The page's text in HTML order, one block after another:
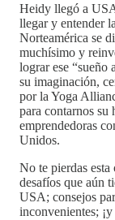
Heidy llegó a
llegar y entender
Norteamérica se
muchísimo y
lograr ese “sueño
su imaginación,
por la Yoga
para contarnos su
emprendedoras
Unidos.
No te pierdas
desafíos que aún
USA; consejos
inconvenientes;